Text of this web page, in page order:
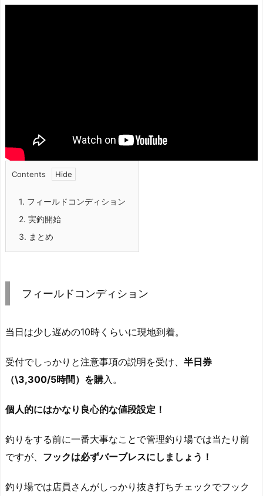
Contents
1. フィールドコンディション
2. 実釣開始
3. まとめ
フィールドコンディション
当日は少し遅めの10時くらいに現地到着。
受付でしっかりと注意事項の説明を受け、 半日券
（\3,300/5時間）を購入。
個人的にはかなり良心的な値段設定！
釣りをする前に一番大事なことで管理釣り場では当たり前
ですが、 フックは必ずバーブレスにしましょう！
釣り場では店員さんがしっかり抜き打ちチェックでフック